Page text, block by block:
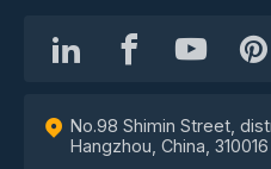
No.98 Shimin Street,
Hangzhou, China, 310016